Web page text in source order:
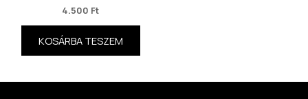
4.500 Ft
KOSÁRBA TESZEM